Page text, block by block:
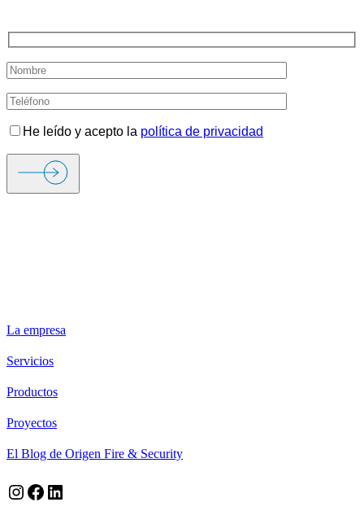
He leído y acepto la política de privacidad
La empresa
Servicios
Productos
Proyectos
El Blog de Origen Fire & Security
Instagram
Facebook
LinkedIn